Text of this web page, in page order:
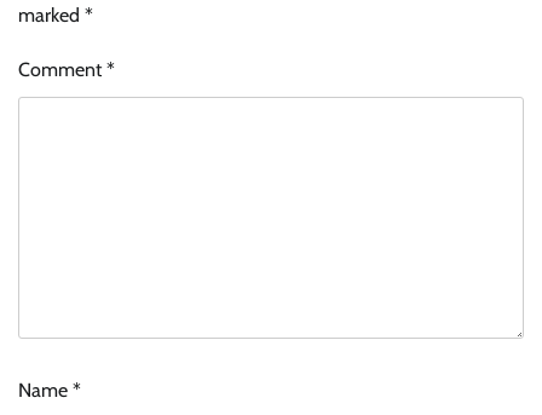
marked *
Comment*
Name *